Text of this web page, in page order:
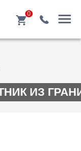
0
ИЗ